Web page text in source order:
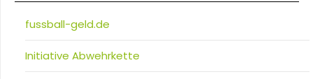
fussball-geld.de
Initiative Abwehrkette